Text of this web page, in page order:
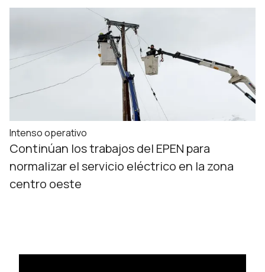
Intenso operativo
Continúan los trabajos del EPEN para
normalizar el servicio eléctrico en la zona
centro oeste